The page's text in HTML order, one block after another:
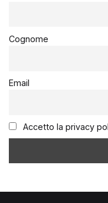
Cognome
Email
Accetto la privacy